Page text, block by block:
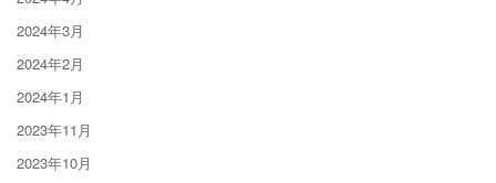
2024年3月
2024年2月
2024年1月
2023年11月
2023年10月